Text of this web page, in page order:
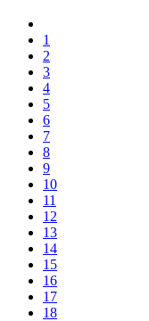
1
2
3
4
5
6
7
8
9
10
11
12
13
14
15
16
17
18